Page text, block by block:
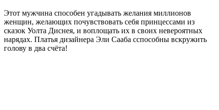
Этот мужчина способен угадывать желания миллионов
женщин, желающих почувствовать себя принцессами из
сказок Уолта Диснея, и воплощать их в своих невероятных
нарядах. Платья дизайнера Эли Сааба сспособны вскружить
голову в два счёта!